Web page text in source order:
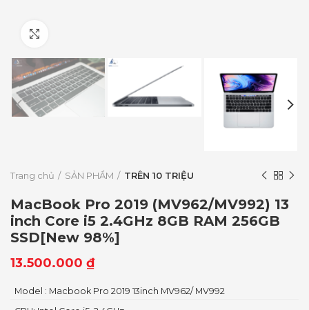
Trang chủ SẢN PHẨM TRÊN 10 TRIỆU
MacBook Pro 2019 (MV962/MV992) 13
inch Core i5 2.4GHz 8GB RAM 256GB
SSD[New 98%]
13.500.000 ₫
Model : Macbook Pro 2019 13inch MV962/ MV992